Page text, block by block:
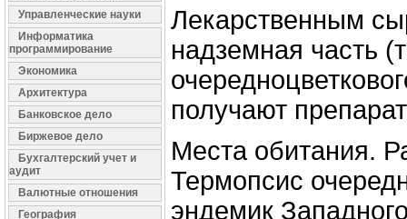
Управленческие науки
Информатика
программирование
Экономика
Архитектура
Банковское дело
Биржевое дело
Бухгалтерский учет и
аудит
Валютные отношения
География
Лекарственным
надземная часть
получают
Места обитания.
Термопсис
эндемик